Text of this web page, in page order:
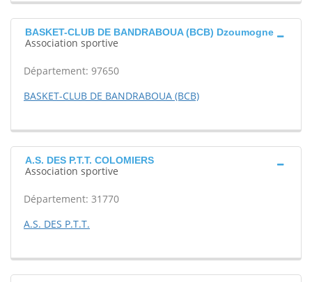
BASKET-CLUB DE BANDRABOUA (BCB) Dzoumogne
Association sportive
Département: 97650
BASKET-CLUB DE BANDRABOUA (BCB)
A.S. DES P.T.T. COLOMIERS
Association sportive
Département: 31770
A.S. DES P.T.T.